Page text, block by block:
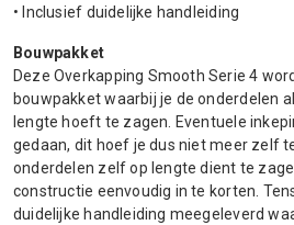
• Inclusief duidelijke handleiding
Bouwpakket
Deze Overkapping Smooth Serie 4
bouwpakket waarbij je de onderdelen
lengte hoeft te zagen. Eventuele
gedaan, dit hoef je dus niet meer zelf
onderdelen zelf op lengte dient te
constructie eenvoudig in te korten.
duidelijke handleiding meegeleverd